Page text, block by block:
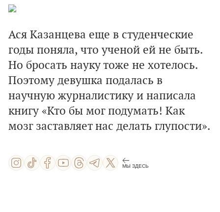
Ася Казанцева еще в студенческие
годы поняла, что ученой ей не быть.
Но бросать науку тоже не хотелось.
Поэтому девушка подалась в
научную журналистику и написала
книгу «Кто бы мог подумать! Как
мозг заставляет нас делать глупости».
МЫ ЗДЕСЬ